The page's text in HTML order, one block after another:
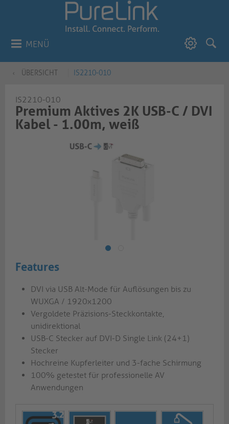
MENÜ
ÜBERSICHT IS2210-010
IS2210-010
Premium Aktives 2K USB-C / DVI
Kabel - 1.00m, weiß
Features
DVI via USB Alt-Mode für Auflösungen bis zu
WUXGA / 1920x1200
Vergoldete Präzisions-Steckkontakte,
unidirektional
USB-C Stecker auf DVI-D Single Link (24+1)
Stecker
Hochreine Kupferleiter und 3-fache Schirmung
100% getestet für professionelle AV
Anwendungen